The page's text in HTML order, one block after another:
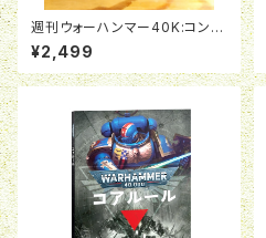
週刊ウォーハンマー40K:コンバ
ットパトロール08号
¥2,499